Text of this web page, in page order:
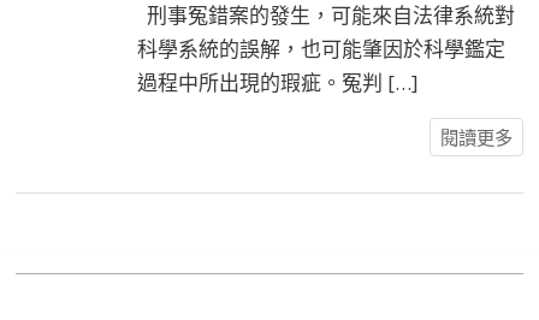
刑事冤錯案的發生，可能來自法律系統對
科學系統的誤解，也可能肇因於科學鑑定
過程中所出現的瑕疵。冤判 […]
閱讀更多